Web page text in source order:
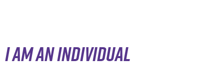
I AM AN INDIVIDUAL